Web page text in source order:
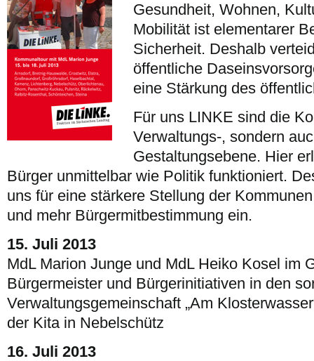
Gesundheit, Wohnen,
Mobilität ist elementarer
Sicherheit. Deshalb
öffentliche
eine Stärkung des
Für uns LINKE sind die
Verwaltungs-, sondern
Gestaltungs­ebene. Hier
Bürger unmittelbar wie Politik funktioniert.
uns für eine stärkere Stellung der
und mehr Bürgermitbestimmung ein.
15. Juli 2013
MdL Marion Junge und MdL Heiko Kosel im
Bürgermeister und Bürgerinitiativen in den
Verwaltungsgemeinschaft „Am
der Kita in Nebelschütz
16. Juli 2013